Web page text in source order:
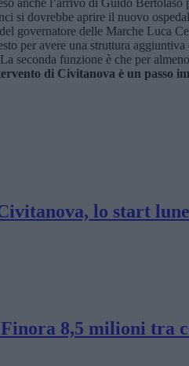
si dovrebbe aprire il nuovo
governatore delle Marche Luca
per avere una struttura
seconda funzione è che per
di Civitanova è un passo
lo start
8,5 milioni tra